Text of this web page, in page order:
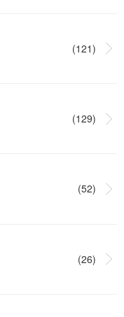
(121)
(129)
(52)
(26)